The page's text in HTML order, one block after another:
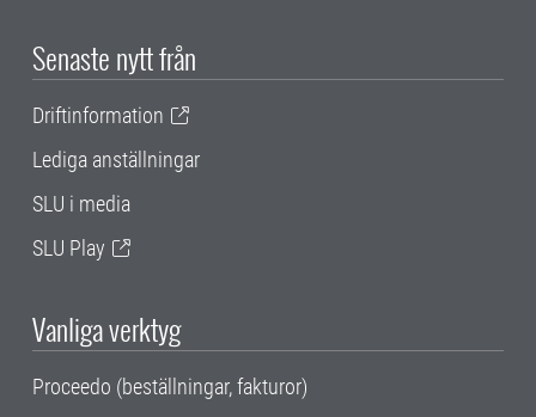
Senaste nytt från
Driftinformation
Lediga anställningar
SLU i media
SLU Play
Vanliga verktyg
Proceedo (beställningar, fakturor)